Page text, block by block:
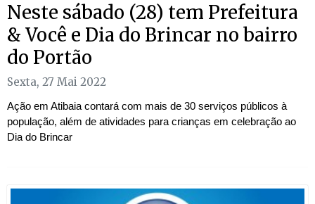
Neste sábado (28) tem Prefeitura
& Você e Dia do Brincar no bairro
do Portão
Sexta, 27 Mai 2022
Ação em Atibaia contará com mais de 30 serviços públicos à
população, além de atividades para crianças em celebração ao
Dia do Brincar